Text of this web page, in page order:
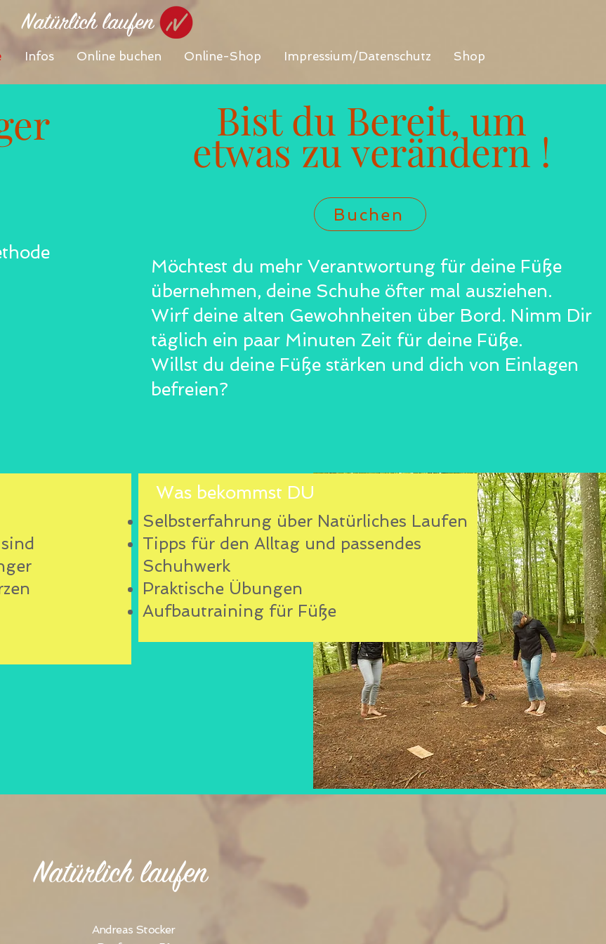
Natürlich laufen
Infos Online buchen Online-Shop Impressium/Datenschutz Shop
Bist du Bereit, um
etwas zu verändern !
Buchen
Möchtest du mehr Verantwortung für deine Füße
übernehmen, deine Schuhe öfter mal ausziehen.
Wirf deine alten Gewohnheiten über Bord. Nimm Dir
täglich ein paar Minuten Zeit für deine Füße.
Willst du deine Füße stärken und dich von Einlagen
befreien?
Was bekommst DU
Selbsterfahrung über Natürliches Laufen
Tipps für den Alltag und passendes
Schuhwerk
Praktische Übungen
Aufbautraining für Füße
Natürlich laufen
Andreas Stocker